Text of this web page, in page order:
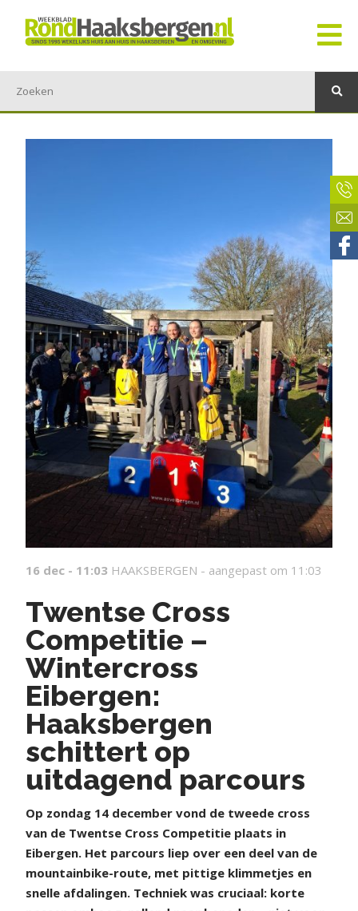
16 dec - 11:03 HAAKSBERGEN - aangepast om 11:03
Twentse Cross
Competitie –
Wintercross
Eibergen:
Haaksbergen
schittert op
uitdagend parcours
Op zondag 14 december vond de tweede cross
van de Twentse Cross Competitie plaats in
Eibergen. Het parcours liep over een deel van de
mountainbike-route, met pittige klimmetjes en
snelle afdalingen. Techniek was cruciaal: korte